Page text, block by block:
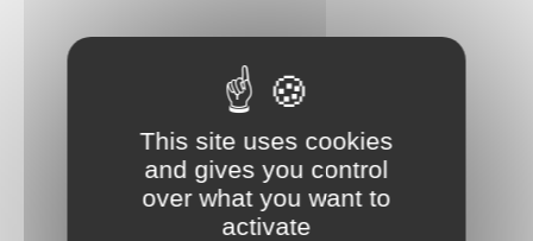
gamme LEGO Creator.
This site uses cookies
and gives you control
over what you want to
activate